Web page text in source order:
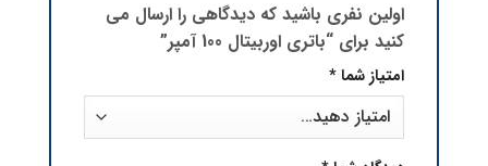
اولین نفری باشید که دیدگاهی را ارسال می
کنید برای “باتری اوربیتال 100 آمپر”
امتیاز شما*